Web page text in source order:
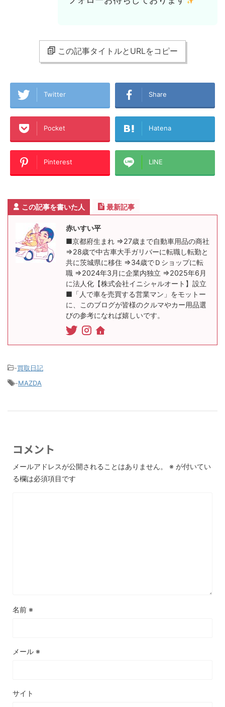
この記事タイトルとURLをコピー
Twitter Share
Pocket Hatena
Pinterest LINE
この記事を書いた人 最新記事
赤いすい平
■京都府生まれ ⇒27歳まで自動車用品の商社
⇒28歳で中古車大手ガリバーに転職し転勤と
共に茨城県に移住 ⇒34歳でＤショップに転
職 ⇒2024年3月に企業内独立 ⇒2025年6月
に法人化【株式会社イニシャルオート】設立
■「人で車を売買する営業マン」をモットー
に、このブログが皆様のクルマやカー用品選
びの参考になれば嬉しいです。
-買取日記
-MAZDA
コメント
メールアドレスが公開されることはありません。 ※ が付いてい
る欄は必須項目です
名前 ※
メール ※
サイト